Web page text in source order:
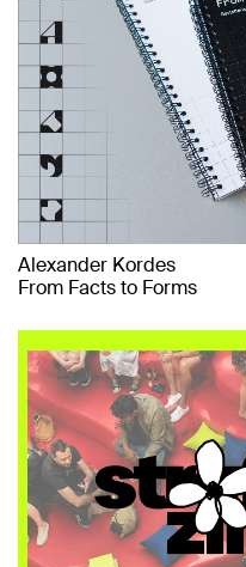
Alexander Kordes
From Facts to Forms